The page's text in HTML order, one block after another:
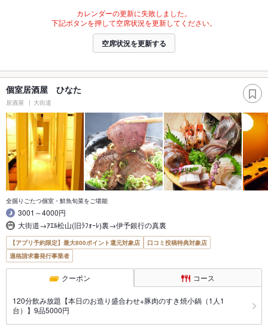
カレンダーの更新に失敗しました。
下記ボタンを押して空席状況を更新してください。
空席状況を更新する
個室居酒屋 ひなた
居酒屋 大街道
全掘りごたつ個室・鮮魚旬菜をご堪能
3001～4000円
大街道→ｱｴﾙ松山(旧ﾗﾌｫｰﾚ)裏→伊予銀行の真裏
【アプリ予約限定】最大800ポイント還元対象店
口コミ投稿特典対象店
適格請求書発行事業者
クーポン コース
120分飲み放題【本日のお造り盛合わせ+豚肉のすき焼小鍋（1人1
台）】9品5000円